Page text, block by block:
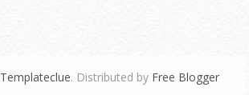
Templateclue. Distributed by Free Blogger